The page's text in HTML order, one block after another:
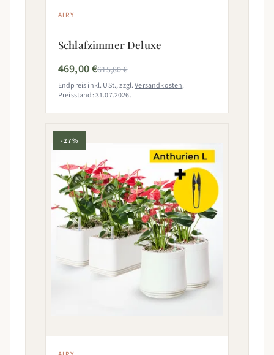
AIRY
Schlafzimmer Deluxe
469,00 €615,80 €
Endpreis inkl. USt., zzgl.Versandkosten.
Preisstand: 31.07.2026.
-27%